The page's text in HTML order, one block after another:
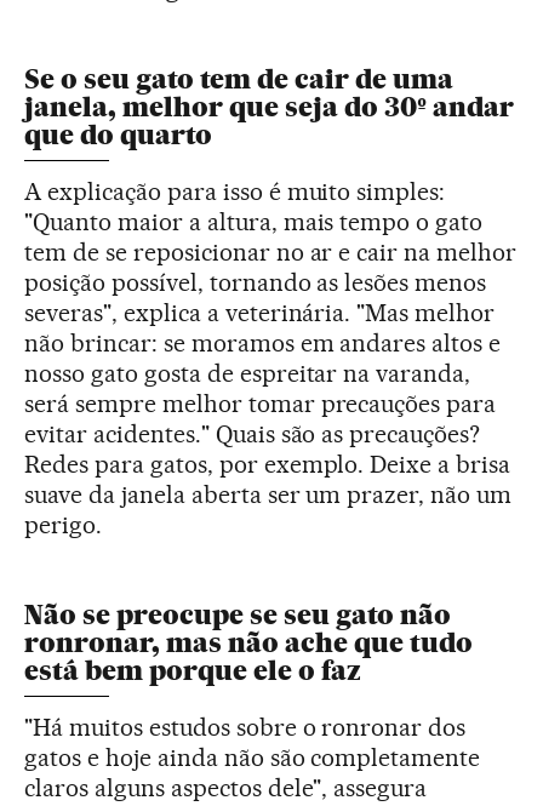
Se o seu gato tem de cair de uma
janela, melhor que seja do 30º andar
que do quarto
A explicação para isso é muito simples:
"Quanto maior a altura, mais tempo o gato
tem de se reposicionar no ar e cair na melhor
posição possível, tornando as lesões menos
severas", explica a veterinária. "Mas melhor
não brincar: se moramos em andares altos e
nosso gato gosta de espreitar na varanda,
será sempre melhor tomar precauções para
evitar acidentes." Quais são as precauções?
Redes para gatos, por exemplo. Deixe a brisa
suave da janela aberta ser um prazer, não um
perigo.
Não se preocupe se seu gato não
ronronar, mas não ache que tudo
está bem porque ele o faz
"Há muitos estudos sobre o ronronar dos
gatos e hoje ainda não são completamente
claros alguns aspectos dele", assegura